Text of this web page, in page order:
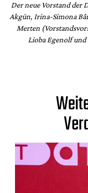
Der neue Vorstand der
Akgün, Irina-Simona
Merten
Lioba Egenolf